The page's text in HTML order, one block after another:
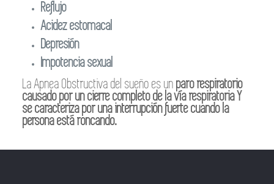
Reflujo
Acidez estomacal
Depresión
Impotencia sexual
La Apnea Obstructiva del sueño es un paro respiratorio
causado por un cierre completo de la vía respiratoria Y
se caracteriza por una interrupción fuerte cuando la
persona está roncando.